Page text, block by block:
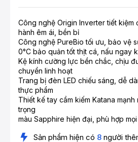
Công nghệ Origin Inverter tiết kiệm
hành êm ái, bền bỉ
Công nghệ PureBio tối ưu, bảo vệ
0°C bảo quản tốt thịt cá, nấu ngay
Kệ kính cường lực bền chắc, chịu
chuyển linh hoạt
Trang bị đèn LED chiếu sáng, dễ
thực phẩm
Thiết kế tay cầm kiếm Katana
trọng
màu Sapphire hiện đại, phù hợp
Sản phẩm hiện có 8 người